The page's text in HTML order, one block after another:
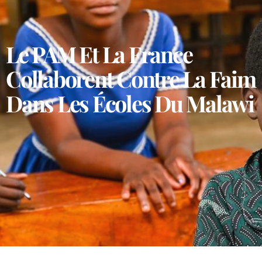
Le PAM Et La France
Collaborent Contre La Faim
Dans Les Écoles Du Malawi